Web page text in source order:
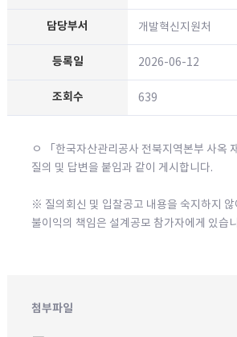
개발혁신지원처
2026-06-12
639
ㅇ 「한국자산관리공사 전북지역본부 사옥
질의 및 답변을 붙임과 같이 게시합니다.
※ 질의회신 및 입찰공고 내용을 숙지하지 않
불이익의 책임은 설계공모 참가자에게 있습
첨부파일